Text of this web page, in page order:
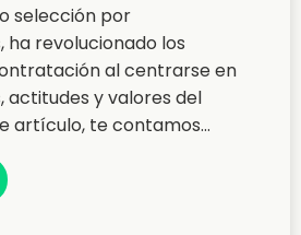
selección por
revolucionado los
al centrarse en
actitudes y valores del
artículo, te contamos...